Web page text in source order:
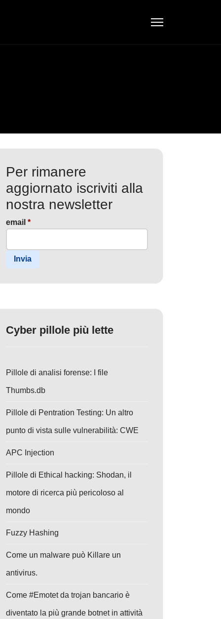
Per rimanere
aggiornato iscriviti alla
nostra newsletter
email *
Invia
Cyber pillole più lette
Pillole di analisi forense: I file
Thumbs.db
Pillole di Pentration Testing: Un altro
punto di vista sulle vulnerabilità: CWE
APC Injection
Pillole di Ethical hacking: Shodan, il
motore di ricerca più pericoloso al
mondo
Fuzzy Hashing
Come un malware può Killare un
antivirus.
Come #Emotet da trojan bancario è
diventato la più grande botnet in attività